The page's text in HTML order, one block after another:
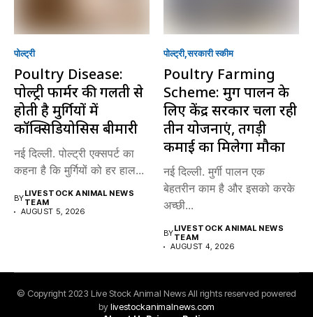
पोल्ट्री
Poultry Disease:
पोल्ट्री फार्मर की गलती से
होती है मुर्गियों में
कॉक्सिडियोसिस बीमारी
नई दिल्ली. पोल्ट्री एक्सपर्ट का
कहना है कि मुर्गियों को हर हाल...
BYLIVESTOCK ANIMAL NEWS
TEAM
AUGUST 5, 2026
पोल्ट्री सरकारी स्की‍म
Poultry Farming
Scheme: मुर्गी पालन के
लिए केंद्र सरकार चला रही
तीन योजनाएं, तगड़ी
कमाई का मिलेगा मौका
नई दिल्ली. मुर्गी पालन एक
बेहतरीन काम है और इसको करके
अच्छी...
BYLIVESTOCK ANIMAL NEWS
TEAM
AUGUST 4, 2026
© Copyright 2023 Live Stock Animal News All rights reserved powered
bylivestockanimalnews.com